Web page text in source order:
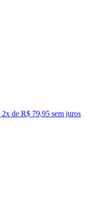
2x de R$ 79,95 sem juros